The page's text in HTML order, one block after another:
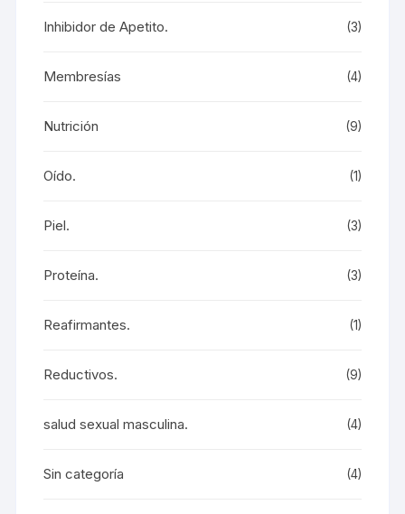
Inhibidor de Apetito. (3)
Membresías (4)
Nutrición (9)
Oído. (1)
Piel. (3)
Proteína. (3)
Reafirmantes. (1)
Reductivos. (9)
salud sexual masculina. (4)
Sin categoría (4)